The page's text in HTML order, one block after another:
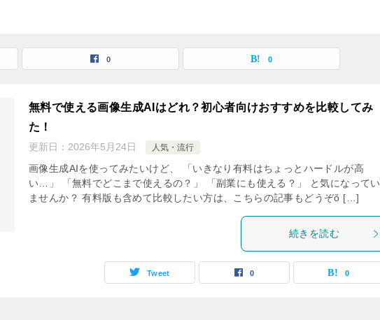
0 0
無料で使える画像生成AIはどれ？初心者向けおすすめを比較してみ
た！
更新日： 2026年5月24日 人気・流行
画像生成AIを使ってみたいけど、 「いきなり有料はちょっとハードルが高
い…」 「無料でどこまで使えるの？」 「副業にも使える？」 と気になってい
ませんか？ 有料版も含めて比較したい方は、こちらの記事もどうぞὄ […]
続きを読む
Tweet 0 0